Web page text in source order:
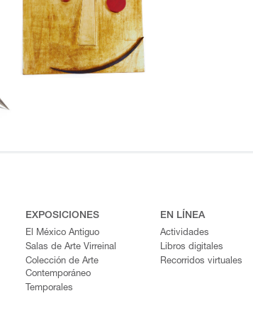
EXPOSICIONES
El México Antiguo
Salas de Arte Virreinal
Colección de Arte
Contemporáneo
Temporales
EN LÍNEA
Actividades
Libros digitales
Recorridos virtuales